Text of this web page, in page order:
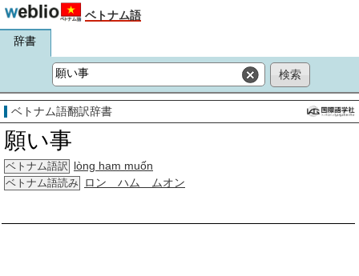
ベトナム語
辞書
ベトナム語翻訳辞書
願い事
ベトナム語訳 lòng ham muốn
ベトナム語読み ロン ハム ムオン